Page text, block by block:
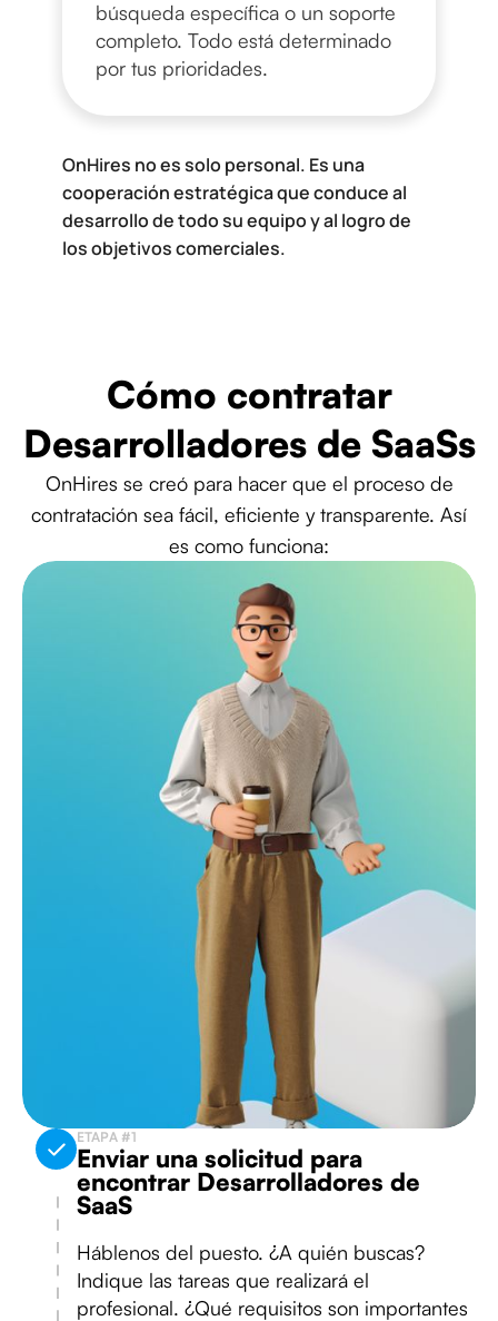
búsqueda específica o un soporte
completo. Todo está determinado
por tus prioridades.
OnHires no es solo personal. Es una
cooperación estratégica que conduce al
desarrollo de todo su equipo y al logro de
los objetivos comerciales.
Cómo contratar
Desarrolladores de SaaSs
OnHires se creó para hacer que el proceso de
contratación sea fácil, eficiente y transparente. Así
es como funciona:
ETAPA #1
Enviar una solicitud para
encontrar Desarrolladores de
SaaS
Háblenos del puesto. ¿A quién buscas?
Indique las tareas que realizará el
profesional. ¿Qué requisitos son importantes